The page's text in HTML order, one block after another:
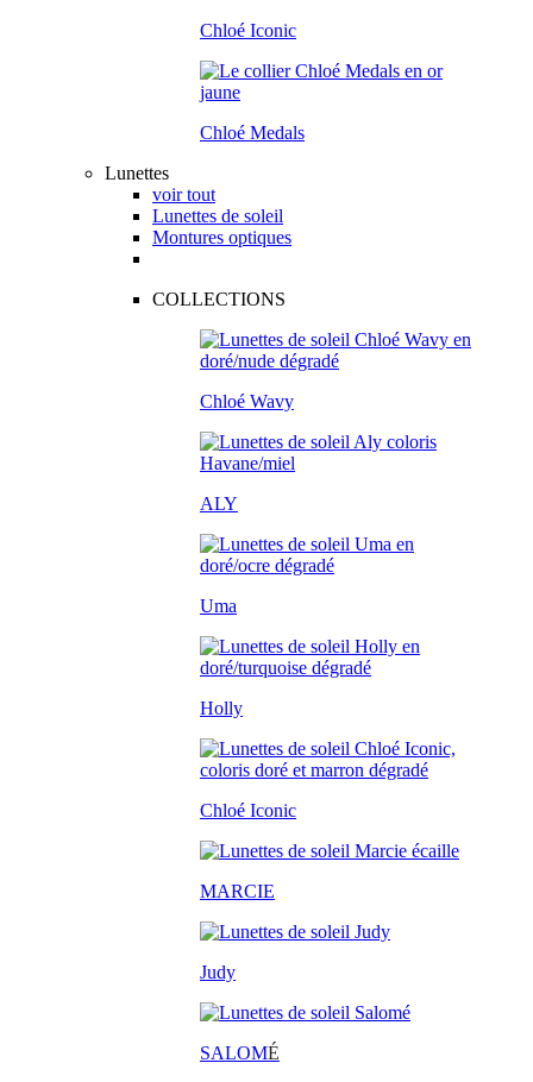
Chloé Iconic
Chloé Medals
Lunettes
voir tout
Lunettes de soleil
Montures optiques
COLLECTIONS
Chloé Wavy
ALY
Uma
Holly
Chloé Iconic
MARCIE
Judy
SALOMÉ